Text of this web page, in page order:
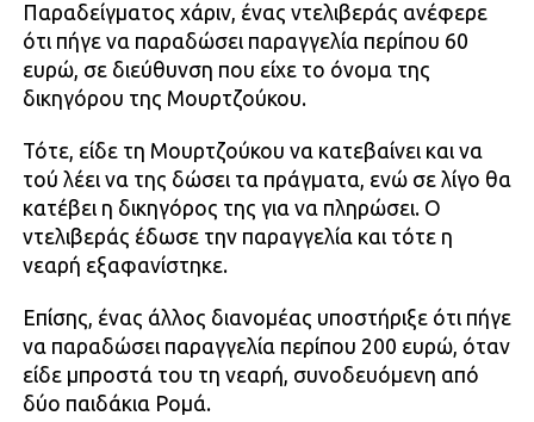
Παραδείγματος χάριν, ένας ντελιβεράς ανέφερε
ότι πήγε να παραδώσει παραγγελία περίπου 60
ευρώ, σε διεύθυνση που είχε το όνομα της
δικηγόρου της Μουρτζούκου.
Τότε, είδε τη Μουρτζούκου να κατεβαίνει και να
τού λέει να της δώσει τα πράγματα, ενώ σε λίγο θα
κατέβει η δικηγόρος της για να πληρώσει. Ο
ντελιβεράς έδωσε την παραγγελία και τότε η
νεαρή εξαφανίστηκε.
Επίσης, ένας άλλος διανομέας υποστήριξε ότι πήγε
να παραδώσει παραγγελία περίπου 200 ευρώ, όταν
είδε μπροστά του τη νεαρή, συνοδευόμενη από
δύο παιδάκια Ρομά.